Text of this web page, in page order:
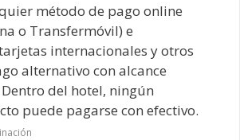
método de pago online
o Transfermóvil) e
internacionales y otros
alternativo con alcance
del hotel, ningún
puede pagarse con efectivo.